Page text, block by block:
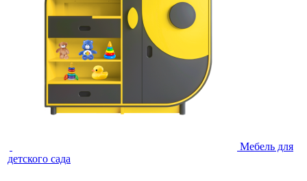
Мебель для
детского сада